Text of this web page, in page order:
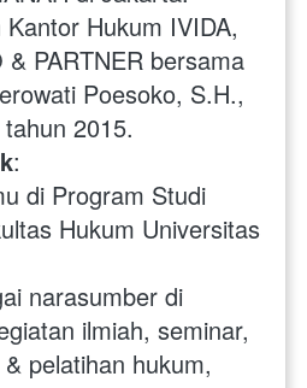
Hukum IVIDA,
& PARTNER bersama
Poesoko, S.H.,
2015.
:
di Program Studi
Hukum Universitas
narasumber di
ilmiah, seminar,
pelatihan hukum,